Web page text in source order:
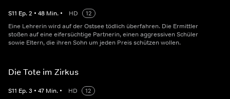
S11 Ep.2 • 48 Min. • HD
12
Eine Lehrerin wird auf der Ostsee tödlich überfahren. Die Ermittler
stoßen auf eine eifersüchtige Partnerin, einen aggressiven Schüler
sowie Eltern, die ihren Sohn um jeden Preis schützen wollen.
Die Tote im Zirkus
S11 Ep.3 • 47 Min. • HD
12